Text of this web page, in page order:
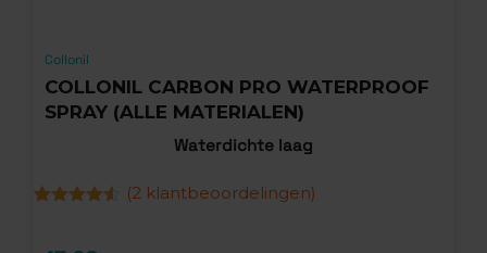
Collonil
COLLONIL CARBON PRO WATERPROOF
SPRAY (ALLE MATERIALEN)
Waterdichte laag
(2 klantbeoordelingen)